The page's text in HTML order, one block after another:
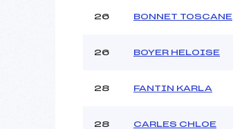
26 BONNET TOSCANE
26 BOYER HELOISE
28 FANTIN KARLA
28 CARLES CHLOE